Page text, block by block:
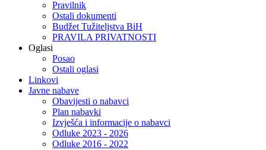
Pravilnik
Ostali dokumenti
Budžet Tužiteljstva BiH
PRAVILA PRIVATNOSTI
Oglasi
Posao
Ostali oglasi
Linkovi
Javne nabave
Obavijesti o nabavci
Plan nabavki
Izvješća i informacije o nabavci
Odluke 2023 - 2026
Odluke 2016 - 2022